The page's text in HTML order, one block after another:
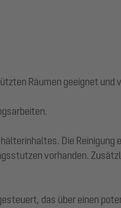
Räumen geeignet
Die Reinigung
vorhanden.
das über einen